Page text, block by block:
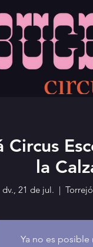
Circus
la
dv., 21 de jul.
  |
Ya no es posible